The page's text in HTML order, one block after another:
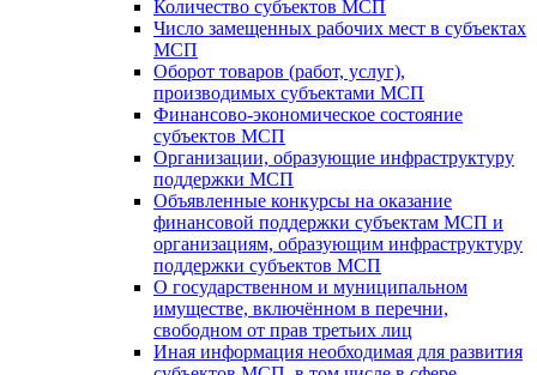
Количество субъектов МСП
Число замещенных рабочих мест в субъектах
МСП
Оборот товаров (работ, услуг),
производимых субъектами МСП
Финансово-экономическое состояние
субъектов МСП
Организации, образующие инфраструктуру
поддержки МСП
Объявленные конкурсы на оказание
финансовой поддержки субъектам МСП и
организациям, образующим инфраструктуру
поддержки субъектов МСП
О государственном и муниципальном
имуществе, включённом в перечни,
свободном от прав третьих лиц
Иная информация необходимая для развития